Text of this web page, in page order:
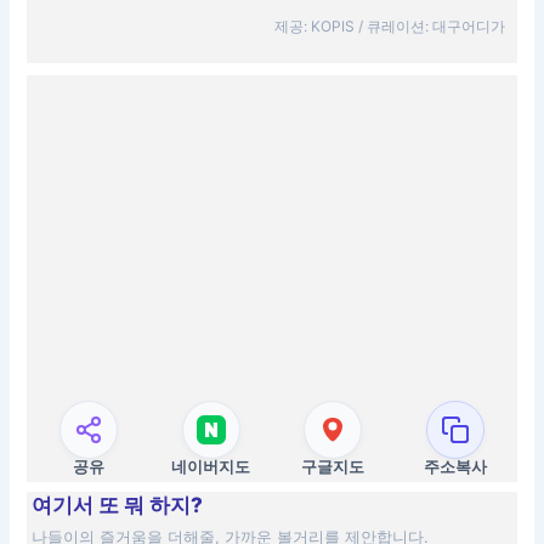
제공: KOPIS / 큐레이션: 대구어디가
공유 네이버지도 구글지도 주소복사
여기서 또 뭐 하지?
나들이의 즐거움을 더해줄, 가까운 볼거리를 제안합니다.